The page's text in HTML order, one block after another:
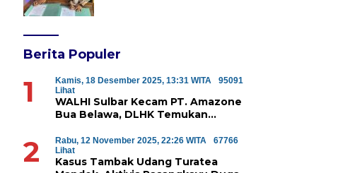
Berita Populer
1 Kamis, 18 Desember 2025, 13:31 WITA
95091
Lihat
WALHI Sulbar Kecam PT. Amazone
Bua Belawa, DLHK Temukan
Perumahan di Majene
2 Rabu, 12 November 2025, 22:26 WITA
67766
Lihat
Kasus Tambak Udang Turatea